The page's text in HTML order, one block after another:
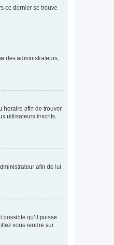
ce dernier se trouve
des administrateurs,
horaire afin de trouver
utilisateurs inscrits.
afin de lui
possible qu’il puisse
vous rendre sur